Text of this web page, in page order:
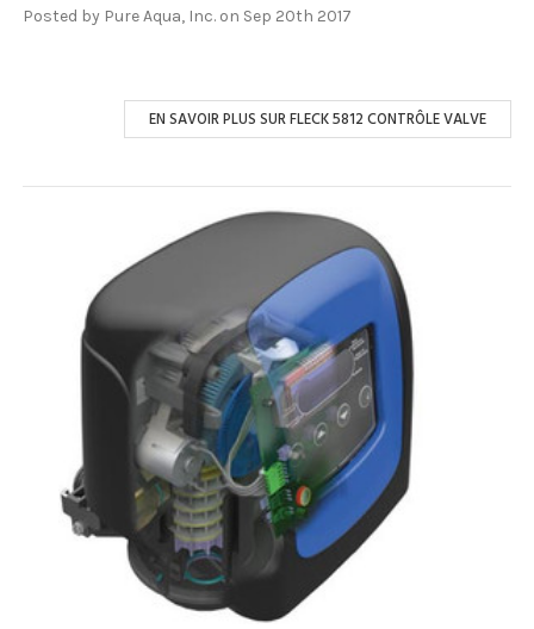
Posted by Pure Aqua, Inc. on Sep 20th 2017
EN SAVOIR PLUS SUR FLECK 5812 CONTRÔLE VALVE